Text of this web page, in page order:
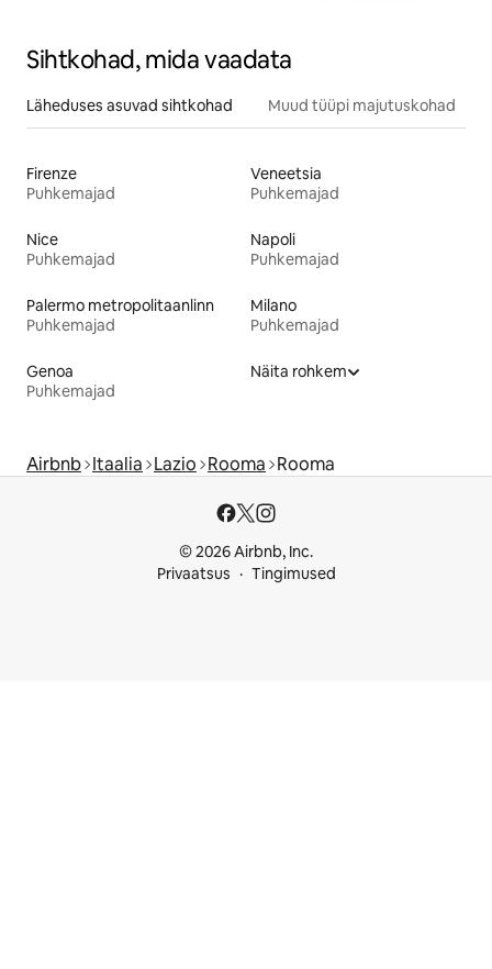
Sihtkohad, mida vaadata
Läheduses asuvad sihtkohad Muud tüüpi majutuskohad
Firenze
Puhkemajad
Veneetsia
Puhkemajad
Nice
Puhkemajad
Napoli
Puhkemajad
Palermo metropolitaanlinn
Puhkemajad
Milano
Puhkemajad
Genoa
Puhkemajad
Näita rohkem
Airbnb Itaalia Lazio Rooma Rooma
© 2026 Airbnb, Inc.
Privaatsus
Tingimused